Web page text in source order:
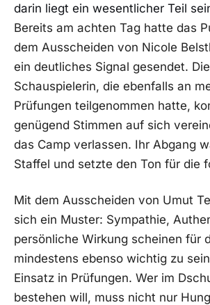
darin liegt ein wesentlicher Teil
Bereits am achten Tag hatte das
dem Ausscheiden von Nicole
ein deutliches Signal gesendet. Die
Schauspielerin, die ebenfalls an
Prüfungen teilgenommen hatte,
genügend Stimmen auf sich
das Camp verlassen. Ihr Abgang
Staffel und setzte den Ton für die
Mit dem Ausscheiden von Umut
sich ein Muster: Sympathie,
persönliche Wirkung scheinen für
mindestens ebenso wichtig zu
Einsatz in Prüfungen. Wer im
bestehen will, muss nicht nur